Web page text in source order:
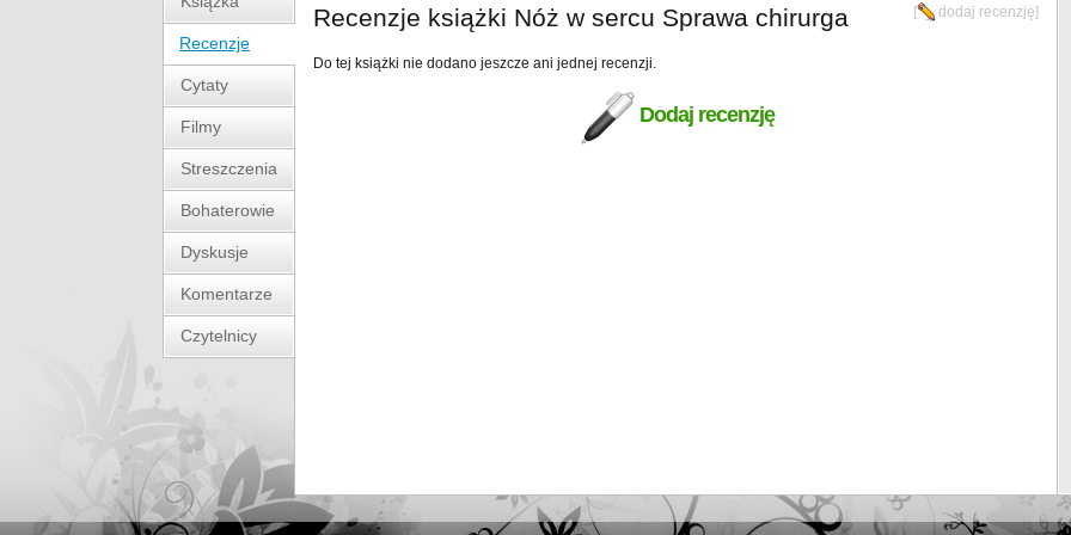
Recenzje
Cytaty
Filmy
Streszczenia
Bohaterowie
Dyskusje
Komentarze
Czytelnicy
[ dodaj recenzję]
Recenzje książki Nóż w sercu Sprawa chirurga
Do tej książki nie dodano jeszcze ani jednej recenzji.
Dodaj recenzję